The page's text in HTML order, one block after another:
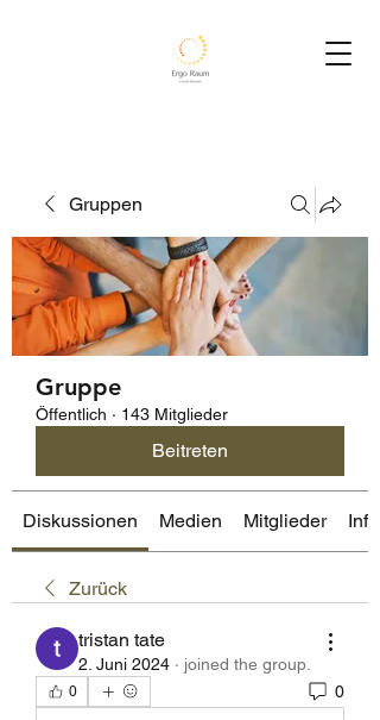
Gruppen
Gruppe
Öffentlich · 143 Mitglieder
Beitreten
Diskussionen Medien Mitglieder Info
Zurück
tristan tate
2. Juni 2024 · joined the group.
0 0